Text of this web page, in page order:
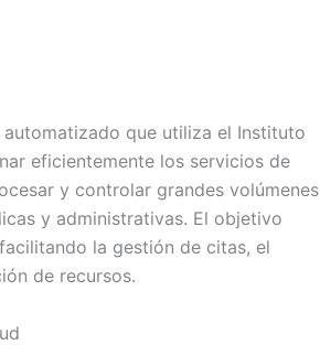
que utiliza el Instituto
eficientemente los servicios de
y controlar grandes volúmenes
y administrativas. El objetivo
la gestión de citas, el
de recursos.